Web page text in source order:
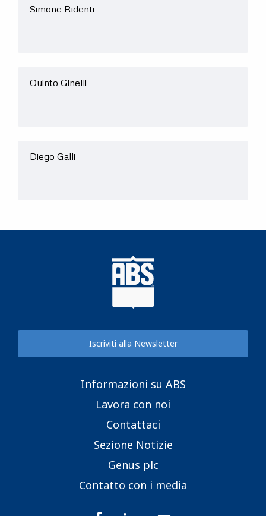
Paese
Simone Ridenti
Quinto Ginelli
Diego Galli
Iscriviti alla Newsletter
Informazioni su ABS
Lavora con noi
Contattaci
Sezione Notizie
Genus plc
Contatto con i media